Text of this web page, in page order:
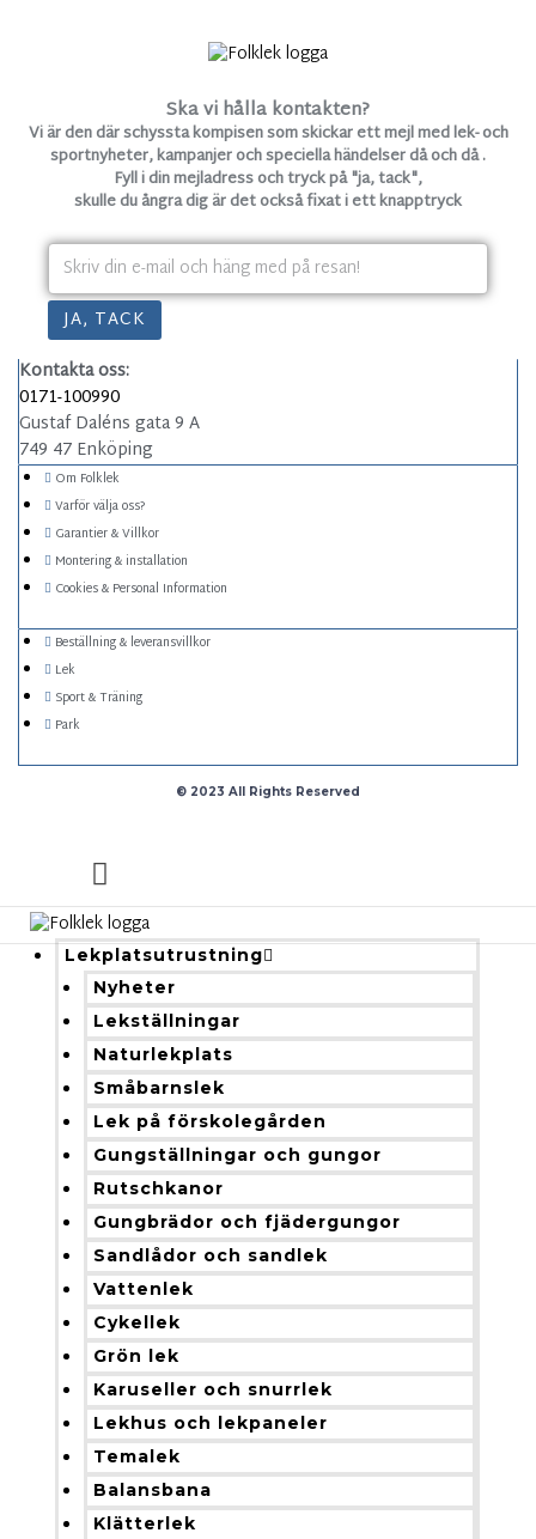
Ska vi hålla kontakten?
Vi är den där schyssta kompisen som skickar ett mejl med lek- och
sportnyheter, kampanjer och speciella händelser då och då .
Fyll i din mejladress och tryck på "ja, tack",
skulle du ångra dig är det också fixat i ett knapptryck
Kontakta oss:
0171-100990
Gustaf Daléns gata 9 A
749 47 Enköping
Om Folklek
Varför välja oss?
Garantier & Villkor
Montering & installation
Cookies & Personal Information
Beställning & leveransvillkor
Lek
Sport & Träning
Park
© 2023 All Rights Reserved
Lekplatsutrustning
Nyheter
Lekställningar
Naturlekplats
Småbarnslek
Lek på förskolegården
Gungställningar och gungor
Rutschkanor
Gungbrädor och fjädergungor
Sandlådor och sandlek
Vattenlek
Cykellek
Grön lek
Karuseller och snurrlek
Lekhus och lekpaneler
Temalek
Balansbana
Klätterlek